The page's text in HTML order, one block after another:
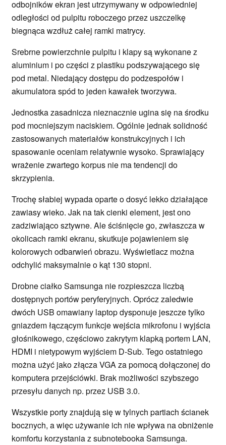
odbojników ekran jest utrzymywany w odpowiedniej
odległości od pulpitu roboczego przez uszczelkę
biegnąca wzdłuż całej ramki matrycy.
Srebrne powierzchnie pulpitu i klapy są wykonane z
aluminium i po części z plastiku podszywającego się
pod metal. Niedający dostępu do podzespołów i
akumulatora spód to jeden kawałek tworzywa.
Jednostka zasadnicza nieznacznie ugina się na środku
pod mocniejszym naciskiem. Ogólnie jednak solidność
zastosowanych materiałów konstrukcyjnych i ich
spasowanie oceniam relatywnie wysoko. Sprawiający
wrażenie zwartego korpus nie ma tendencji do
skrzypienia.
Trochę słabiej wypada oparte o dosyć lekko działające
zawiasy wieko. Jak na tak cienki element, jest ono
zadziwiająco sztywne. Ale ściśnięcie go, zwłaszcza w
okolicach ramki ekranu, skutkuje pojawieniem się
kolorowych odbarwień obrazu. Wyświetlacz można
odchylić maksymalnie o kąt 130 stopni.
Drobne ciałko Samsunga nie rozpieszcza liczbą
dostępnych portów peryferyjnych. Oprócz zaledwie
dwóch USB omawiany laptop dysponuje jeszcze tylko
gniazdem łączącym funkcje wejścia mikrofonu i wyjścia
głośnikowego, częściowo zakrytym klapką portem LAN,
HDMI i nietypowym wyjściem D-Sub. Tego ostatniego
można użyć jako złącza VGA za pomocą dołączonej do
komputera przejściówki. Brak możliwości szybszego
przesyłu danych np. przez USB 3.0.
Wszystkie porty znajdują się w tylnych partiach ścianek
bocznych, a więc używanie ich nie wpływa na obniżenie
komfortu korzystania z subnotebooka Samsunga.